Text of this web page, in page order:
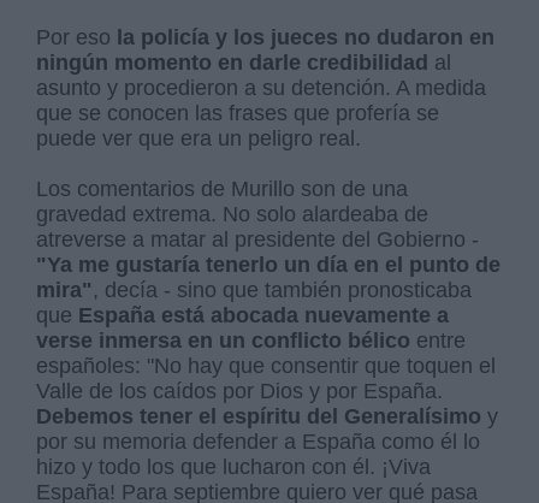
Por eso la policía y los jueces no dudaron en
ningún momento en darle credibilidad al
asunto y procedieron a su detención. A medida
que se conocen las frases que profería se
puede ver que era un peligro real.
Los comentarios de Murillo son de una
gravedad extrema. No solo alardeaba de
atreverse a matar al presidente del Gobierno -
"Ya me gustaría tenerlo un día en el punto de
mira" , decía - sino que también pronosticaba
que España está abocada nuevamente a
verse inmersa en un conflicto bélico entre
españoles: "No hay que consentir que toquen el
Valle de los caídos por Dios y por España.
Debemos tener el espíritu del Generalísimo y
por su memoria defender a España como él lo
hizo y todo los que lucharon con él. ¡Viva
España! Para septiembre quiero ver qué pasa